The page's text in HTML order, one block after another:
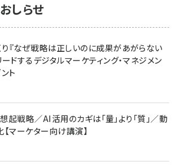
anan(アンアン)2026/06/24号 No.2500増刊
ペシャルエディション[王道エンタメの矜持／
1,100
アンアン)2026/07/08号 No.2502[2026
880
マ投資家が育休中に１億貯めた株式投資
ガラスフィルム iPhone 17 用 保護フィ
い ガイド枠付き いPhone17 (6.3インチ) 対応
セット DSP25F1698
1,599
6,980
ワイヤレスイヤホン/アクティブノイズキャンセリ
eギフトカード - Amazonロゴ - クラ
5,000
PowerLine III Flow USB-C & USB-C
Air 各種対応 (1.8m ミッドナイトブラック)
￥1,890
しらせ
『なぜ戦略は正しいのに成果があがらない
ドするデジタルマーケティング・マネジメン
ト
起戦略／AI活用のカギは「量」より「質」／動
マーケター向け講演】